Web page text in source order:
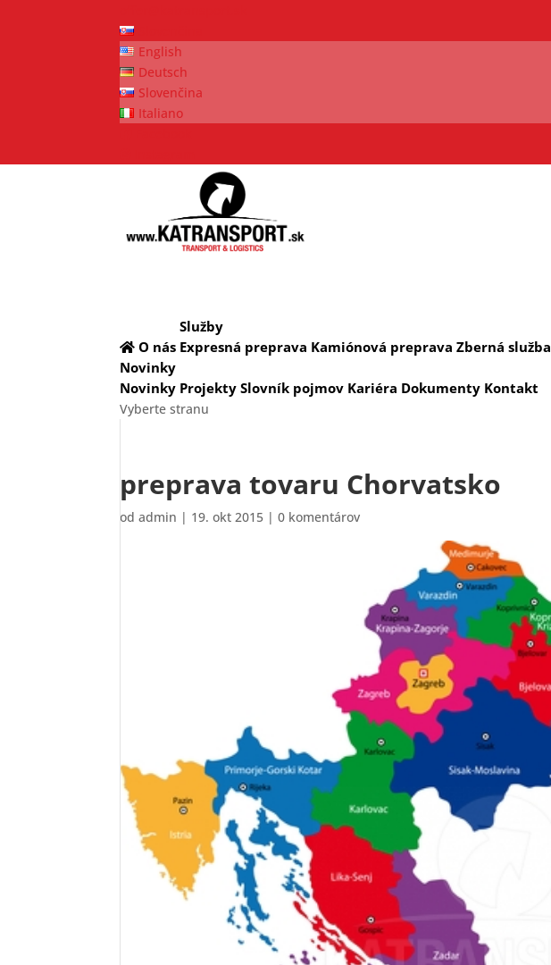
English
Deutsch
Slovenčina
Italiano
O nás
Služby
Expresná preprava Kamiónová preprava Zberná služba
Novinky
Novinky Projekty Slovník pojmov Kariéra Dokumenty Kontakt
Vyberte stranu
preprava tovaru Chorvatsko
odadmin | 19. okt 2015 |0 komentárov